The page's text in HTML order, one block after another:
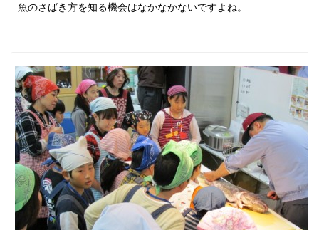
魚のさばき方を知る機会はなかなかないですよね。